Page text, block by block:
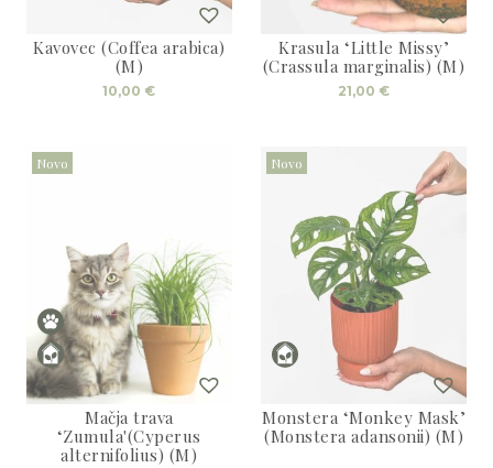
Kavovec (Coffea arabica)
(M)
10,00 €
Krasula ‘Little Missy’
(Crassula marginalis) (M)
21,00 €
Novo
Mačja trava
‘Zumula'(Cyperus
alternifolius) (M)
Novo
Monstera ‘Monkey Mask’
(Monstera adansonii) (M)